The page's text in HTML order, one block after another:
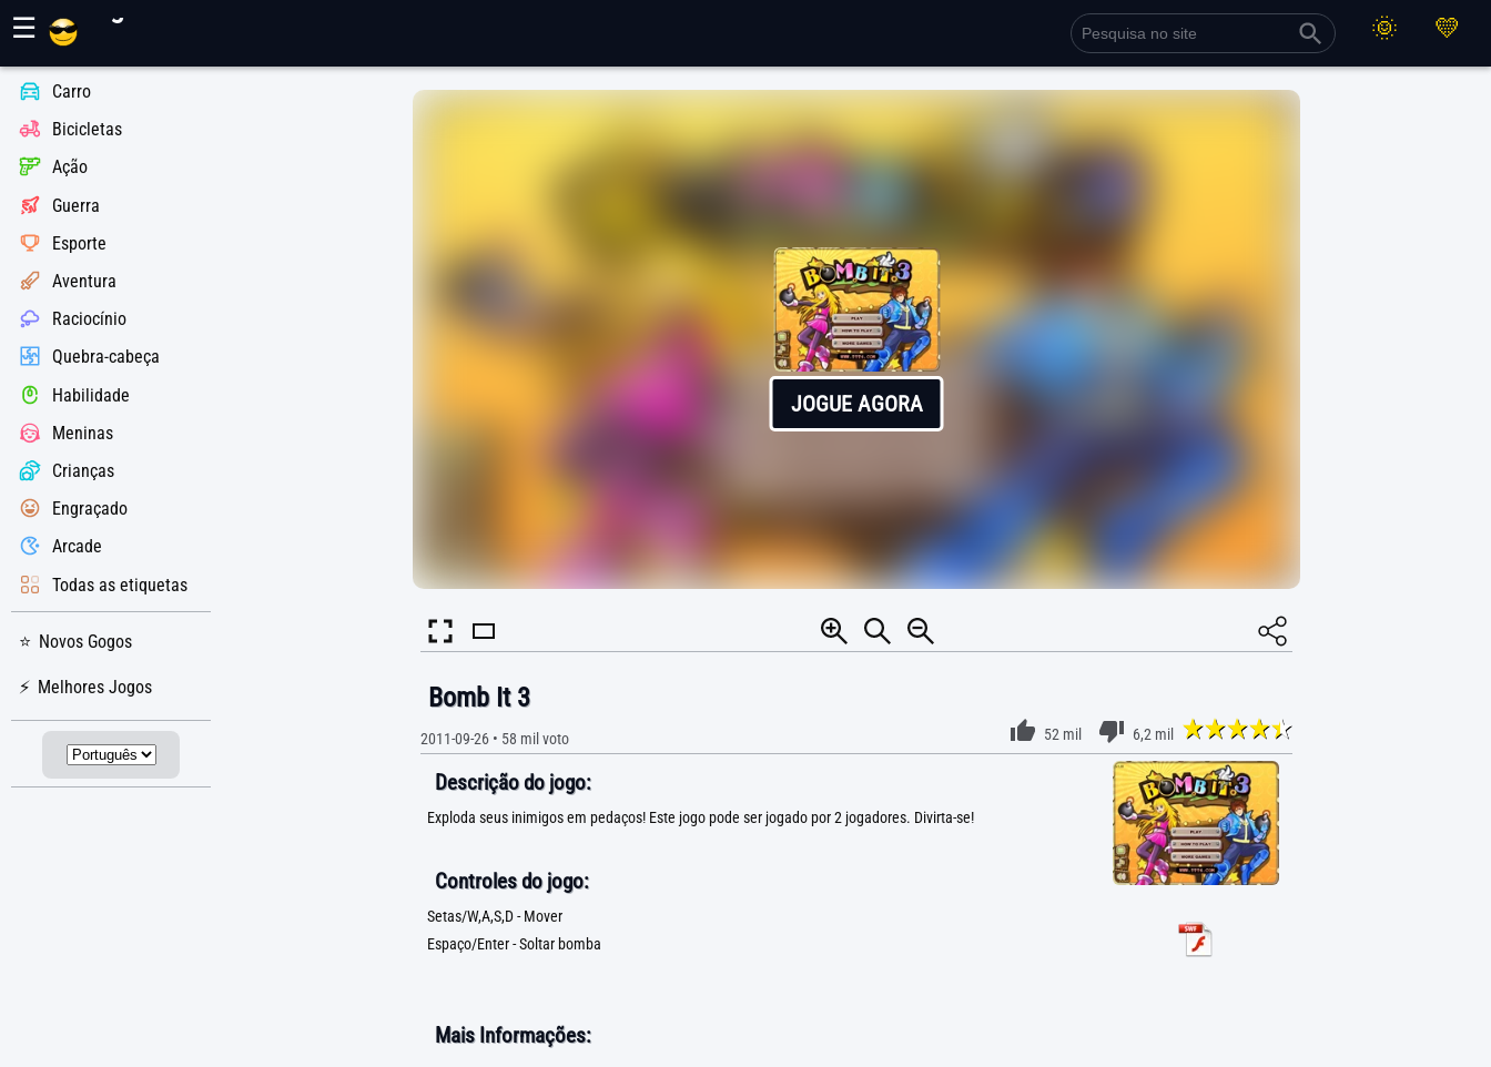
☰
Carro
Bicicletas
Ação
Guerra
Esporte
Aventura
Raciocínio
Quebra-cabeça
Habilidade
Meninas
Crianças
Engraçado
Arcade
Todas as etiquetas
Novos Gogos
Melhores Jogos
JOGUE AGORA
Bomb It 3
2011-09-26• 58 mil voto 52 mil 6,2 mil
Descrição do jogo:
Exploda seus inimigos em pedaços! Este jogo pode ser jogado por 2 jogadores. Divirta-se!
Controles do jogo:
Setas/W,A,S,D - Mover
Espaço/Enter - Soltar bomba
Mais Informações: